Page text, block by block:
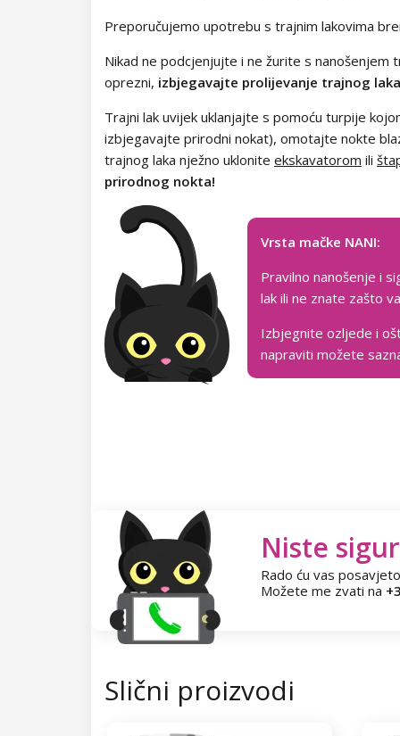
Kolekcija Pure Beauty
Kolekcija Cupcake
Kolekcija Time to Warm Up
Kolekcija Let It Snow!
Kolekcija Heartbeat
Kolekcija Princess
Circus
Star Flakes
Aluminium Flakes
Preporučujemo upotrebu s trajnim lakovima
Nikad ne podcjenjujte i ne žurite s nanošenjem
oprezni, izbjegavajte prolijevanje trajnog
Trajni lak uvijek uklanjajte s pomoću turpije
izbjegavajte prirodni nokat), omotajte nokte
trajnog laka nježno uklonite ekskavatorom ili
prirodnog nokta!
Vrsta mačke NANI:
Pravilno nanošenje i
lak ili ne znate zašto
Izbjegnite ozljede i
napraviti možete
Niste
Rado ću vas
Možete me zvati na
Slični proizvodi